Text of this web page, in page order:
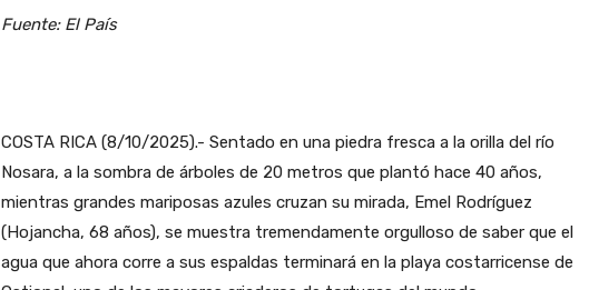
Fuente: El País
COSTA RICA (8/10/2025).- Sentado en una piedra fresca a la orilla del río
Nosara, a la sombra de árboles de 20 metros que plantó hace 40 años,
mientras grandes mariposas azules cruzan su mirada, Emel Rodríguez
(Hojancha, 68 años), se muestra tremendamente orgulloso de saber que el
agua que ahora corre a sus espaldas terminará en la playa costarricense de